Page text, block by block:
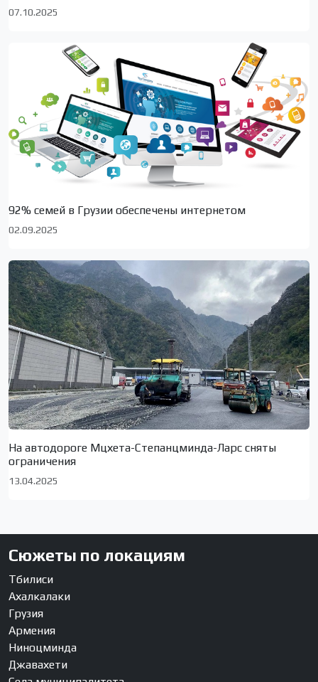
07.10.2025
92% семей в Грузии обеспечены интернетом
02.09.2025
На автодороге Мцхета-Степанцминда-Ларс сняты
ограничения
13.04.2025
Сюжеты по локациям
Тбилиси
Ахалкалаки
Грузия
Армения
Ниноцминда
Джавахети